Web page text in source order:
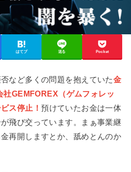
はてブ 送る Pocket
など多くの問題を抱えていた金
GEMFOREX（ゲムフォレッ
ス停止！預けていたお金は一体
飛び交っています。まぁ事業継
再開しますとか、舐めとんのか